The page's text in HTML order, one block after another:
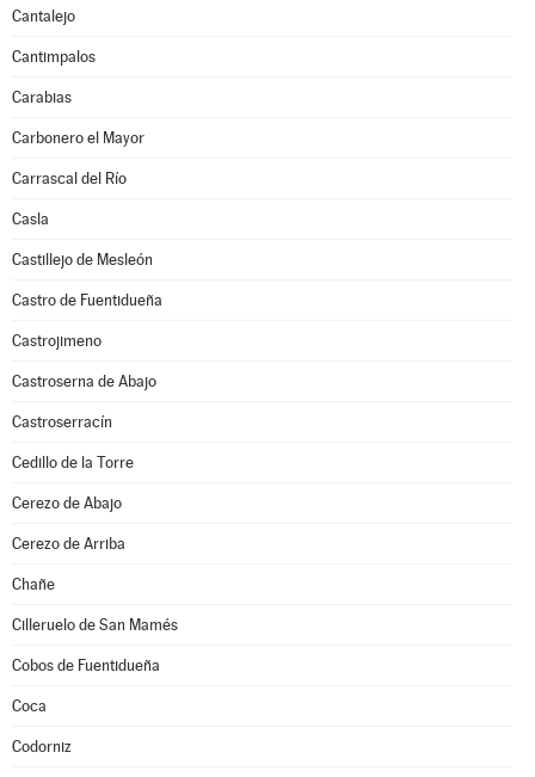
Cantalejo
Cantimpalos
Carabias
Carbonero el Mayor
Carrascal del Río
Casla
Castillejo de Mesleón
Castro de Fuentidueña
Castrojimeno
Castroserna de Abajo
Castroserracín
Cedillo de la Torre
Cerezo de Abajo
Cerezo de Arriba
Chañe
Cilleruelo de San Mamés
Cobos de Fuentidueña
Coca
Codorniz